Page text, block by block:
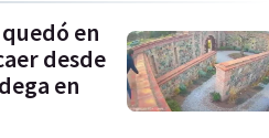
en
desde
en